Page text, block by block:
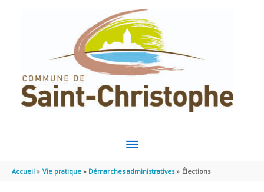
MENU
PRINCIPAL
Accueil Vie pratique Démarches administratives Élections